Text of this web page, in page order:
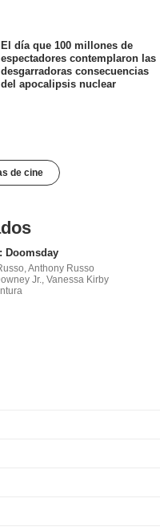
El día que 100 millones de
espectadores contemplaron las
desgarradoras consecuencias
del apocalipsis nuclear
de cine
Doomsday
Anthony Russo
Jr., Vanessa Kirby